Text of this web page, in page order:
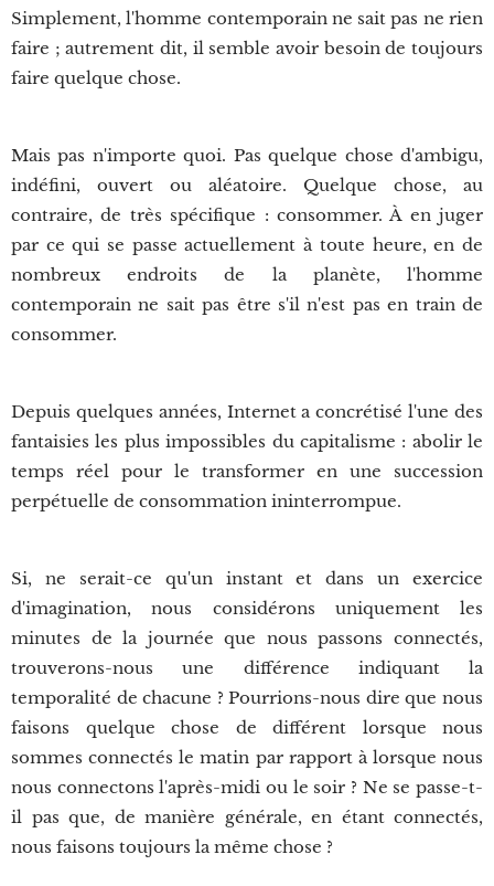
Simplement, l'homme contemporain ne sait pas ne rien
faire ; autrement dit, il semble avoir besoin de toujours
faire quelque chose.
Mais pas n'importe quoi. Pas quelque chose d'ambigu,
indéfini, ouvert ou aléatoire. Quelque chose, au
contraire, de très spécifique : consommer. À en juger
par ce qui se passe actuellement à toute heure, en de
nombreux endroits de la planète, l'homme
contemporain ne sait pas être s'il n'est pas en train de
consommer.
Depuis quelques années, Internet a concrétisé l'une des
fantaisies les plus impossibles du capitalisme : abolir le
temps réel pour le transformer en une succession
perpétuelle de consommation ininterrompue.
Si, ne serait-ce qu'un instant et dans un exercice
d'imagination, nous considérons uniquement les
minutes de la journée que nous passons connectés,
trouverons-nous une différence indiquant la
temporalité de chacune ? Pourrions-nous dire que nous
faisons quelque chose de différent lorsque nous
sommes connectés le matin par rapport à lorsque nous
nous connectons l'après-midi ou le soir ? Ne se passe-t-
il pas que, de manière générale, en étant connectés,
nous faisons toujours la même chose ?